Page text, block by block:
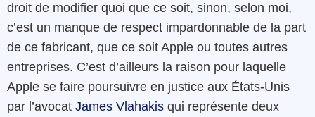
droit de modifier quoi que ce soit, sinon, selon moi,
c’est un manque de respect impardonnable de la part
de ce fabricant, que ce soit Apple ou toutes autres
entreprises. C’est d’ailleurs la raison pour laquelle
Apple se faire poursuivre en justice aux États-Unis
par l’avocat James Vlahakis qui représente deux